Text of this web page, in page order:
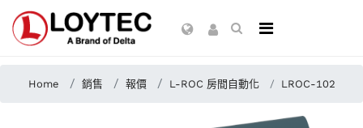
Home 銷售 報價 L-ROC 房間自動化 LROC-102